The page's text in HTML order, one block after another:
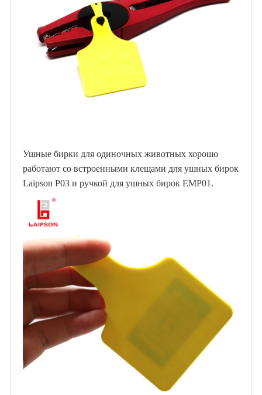
Ушные бирки для одиночных животных хорошо
работают со встроенными клещами для ушных бирок
Laipson P03 и ручкой для ушных бирок EMP01.